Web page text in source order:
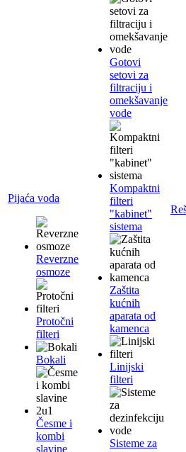
Pijaća voda
Reverzne
osmoze
Protočni
filteri
Bokali
Česme i
kombi
slavine
Gotovi
setovi za
filtraciju i
omekšavanje
vode
Kompaktni
filteri
"kabinet"
sistema
Zaštita
kućnih
aparata od
kamenca
Linijski
filteri
Sisteme za